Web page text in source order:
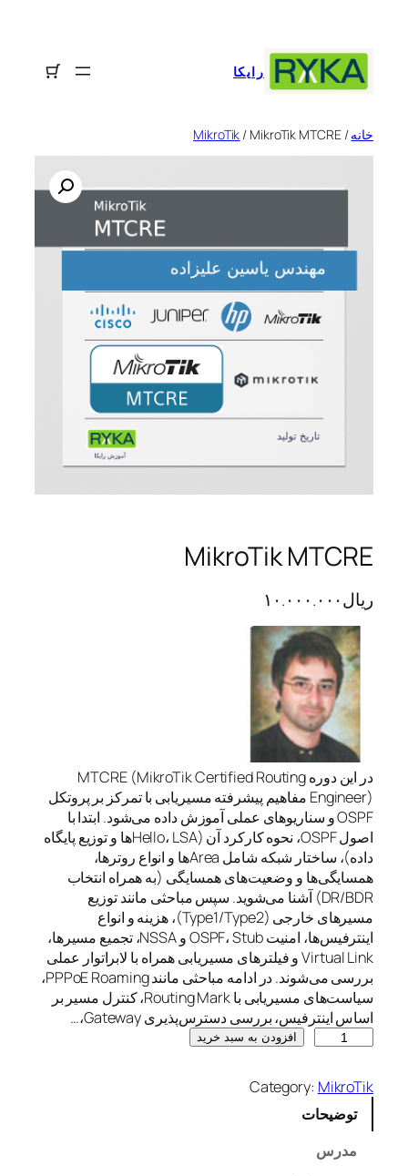
رایکا
خانه/
MikroTik / MikroTik MTCRE
MikroTik MTCRE
ریال۱۰.۰۰۰.۰۰۰
در این دوره MTCRE (MikroTik Certified Routing
Engineer) مفاهیم پیشرفته مسیریابی با تمرکز بر پروتکل
OSPF و سناریوهای عملی آموزش داده می‌شود. ابتدا با
اصول OSPF، نحوه کارکرد آن (Hello، LSAها و توزیع پایگاه
داده)، ساختار شبکه شامل Areaها و انواع روترها،
همسایگی‌ها و وضعیت‌های همسایگی (به همراه انتخاب
DR/BDR) آشنا می‌شوید. سپس مباحثی مانند توزیع
مسیرهای خارجی (Type1/Type2)، هزینه و انواع
اینترفیس‌ها، امنیت OSPF، Stub و NSSA، تجمیع مسیرها،
Virtual Link و فیلترهای مسیریابی همراه با لابراتوار عملی
بررسی می‌شوند. در ادامه مباحثی مانند PPPoE Roaming،
سیاست‌های مسیریابی با Routing Mark، کنترل مسیر بر
اساس اینترفیس، بررسی دسترس‌پذیری Gateway،…
k
r
T
افزودن به سبد خرید
Category: MikroTik
توضیحات
مدرس